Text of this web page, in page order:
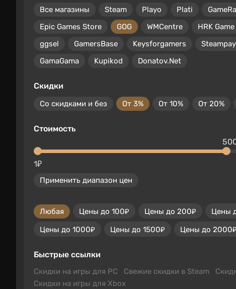
Все магазины Steam Playo Plati
Epic Games Store
GOG WMCentre HRK Game
ggsel
GamersBase Keysforgamers Steampay
GamaGama
Kupikod Donatov.Net
Скидки
Со скидками и без От 3% От 10% От 20%
Стоимость
1₽
Применить диапазон цен
Любая Цены до 100₽ Цены до 200₽ Цены
Цены до 1000₽
Цены до 1500₽ Цены до 2000₽
Быстрые ссылки
Скидки на игры для PC Свежие скидки в Steam
Скидки на игры для Xbox